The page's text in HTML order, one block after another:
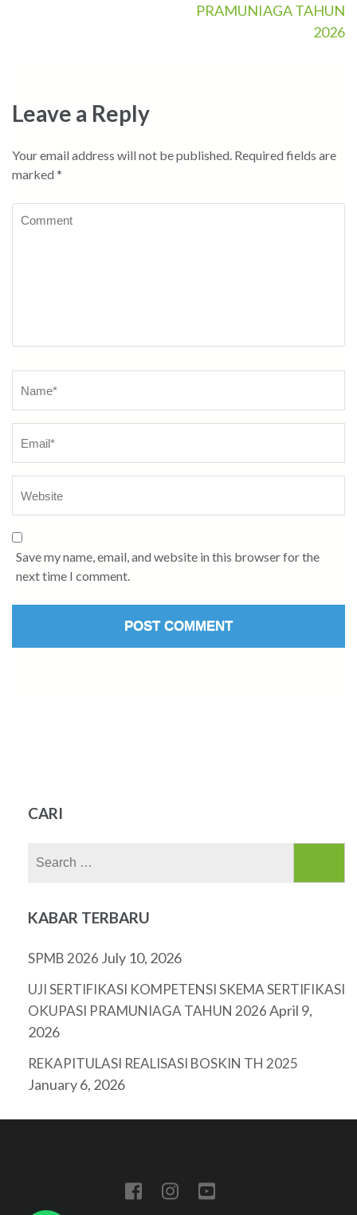
PRAMUNIAGA TAHUN
2026
Leave a Reply
Your email address will not be published. Required fields are
marked *
Comment
Save my name, email, and website in this browser for the
next time I comment.
CARI
KABAR TERBARU
SPMB 2026 July 10, 2026
UJI SERTIFIKASI KOMPETENSI SKEMA SERTIFIKASI
OKUPASI PRAMUNIAGA TAHUN 2026April 9,
2026
REKAPITULASI REALISASI BOSKIN TH 2025
January 6, 2026